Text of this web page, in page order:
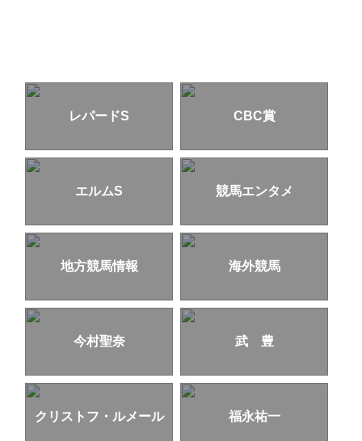
レパードS CBC賞
エルムS 競馬エンタメ
地方競馬情報 海外競馬
今村聖奈 武 豊
クリストフ・ルメール 福永祐一